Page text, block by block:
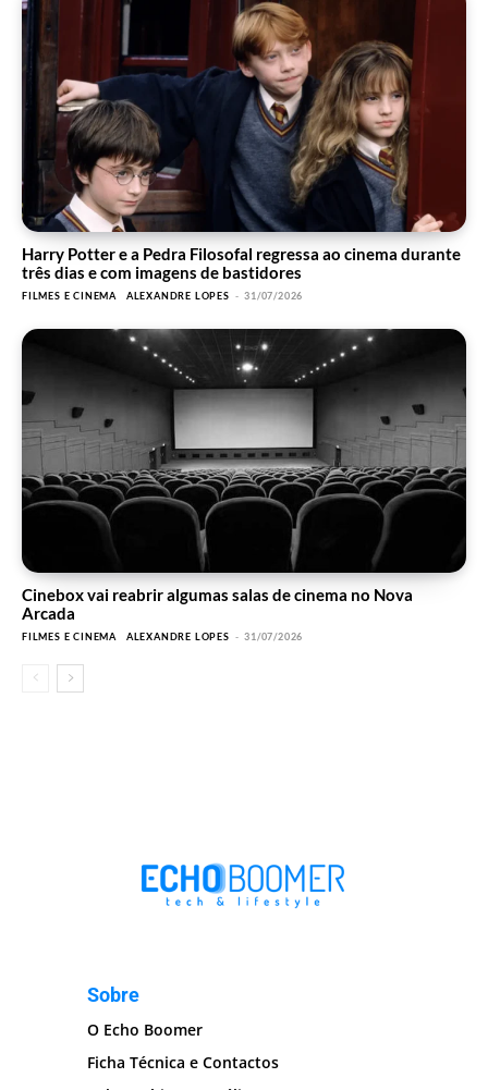
Harry Potter e a Pedra Filosofal regressa ao cinema durante
três dias e com imagens de bastidores
FILMES E CINEMA ALEXANDRE LOPES - 31/07/2026
Cinebox vai reabrir algumas salas de cinema no Nova
Arcada
FILMES E CINEMA ALEXANDRE LOPES - 31/07/2026
Sobre
O Echo Boomer
Ficha Técnica e Contactos